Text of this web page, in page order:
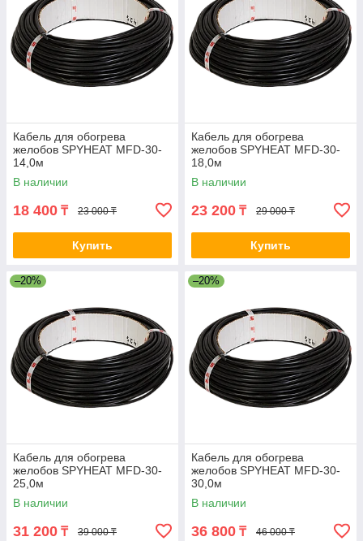
Кабель для обогрева
желобов SPYHEAT MFD-30-
14,0м
В наличии
18 400 ₸ 23 000 ₸
Купить
Кабель для обогрева
желобов SPYHEAT MFD-30-
18,0м
В наличии
23 200 ₸ 29 000 ₸
Купить
–20%
Кабель для обогрева
желобов SPYHEAT MFD-30-
25,0м
В наличии
31 200 ₸ 39 000 ₸
–20%
Кабель для обогрева
желобов SPYHEAT MFD-30-
30,0м
В наличии
36 800 ₸ 46 000 ₸